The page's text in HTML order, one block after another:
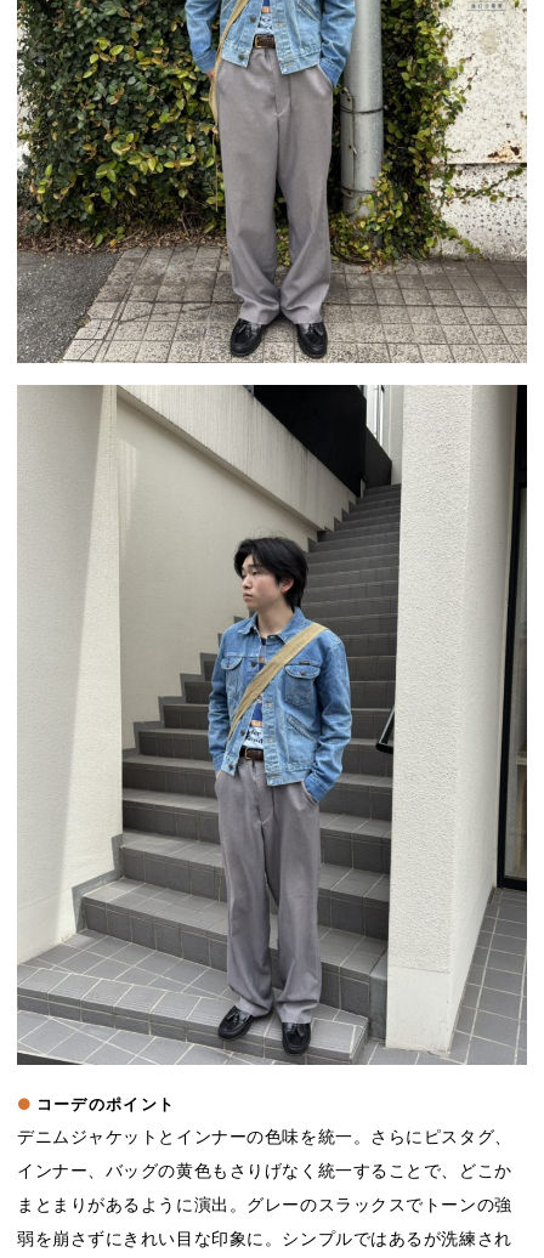
コーデのポイント
デニムジャケットとインナーの色味を統一。さらにピスタグ、
インナー、バッグの黄色もさりげなく統一することで、どこか
まとまりがあるように演出。グレーのスラックスでトーンの強
弱を崩さずにきれい目な印象に。シンプルではあるが洗練され